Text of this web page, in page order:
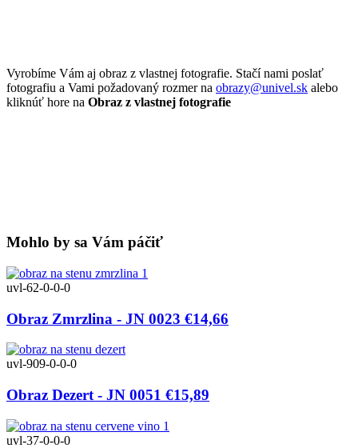
Vyrobíme Vám aj obraz z vlastnej fotografie. Stačí nami poslať
fotografiu a Vami požadovaný rozmer na obrazy@univel.sk alebo
kliknúť hore na Obraz z vlastnej fotografie
Mohlo by sa Vám páčiť
uvl-62-0-0-0
Obraz Zmrzlina - JN 0023 €14,66
uvl-909-0-0-0
Obraz Dezert - JN 0051 €15,89
uvl-37-0-0-0